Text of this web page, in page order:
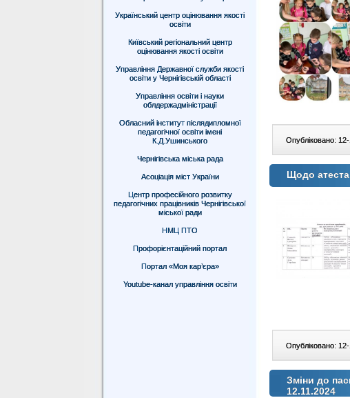
Український центр оцінювання якості
освіти
Київський регіональний центр
оцінювання якості освіти
Управління Державної служби якості
освіти у Чернігівській області
Управління освіти і науки
облдержадміністрації
Обласний інститут післядипломної
педагогічної освіти імені
К.Д.Ушинського
Чернігівська міська рада
Асоціація міст України
Центр професійного розвитку
педагогічних працівників Чернігівської
міської ради
НМЦ ПТО
Профорієнтаційний портал
Портал «Моя кар’єра»
Youtube-канал управління освіти
Опубліковано:
Щодо
Опубліковано:
Зміни до
12.11.2024